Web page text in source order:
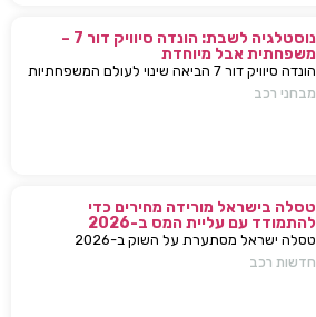
נוסטלגיה לשבת: הונדה סיוויק דור 7 –
משפחתית אבל מיוחדת
הונדה סיוויק דור 7 הביאה שינוי לעולם המשפחתיות
בישראל — כל מה שחשוב לדעת, מפרטים ועד
מבחני רכב
טסלה בישראל מורידה מחירים כדי
להתמודד עם עליית המס ב-2026
טסלה ישראל מסתערת על השוק ב-2026
ומבצעת הפחתות מחירים של עשרות אלפי שקלים
חדשות רכב